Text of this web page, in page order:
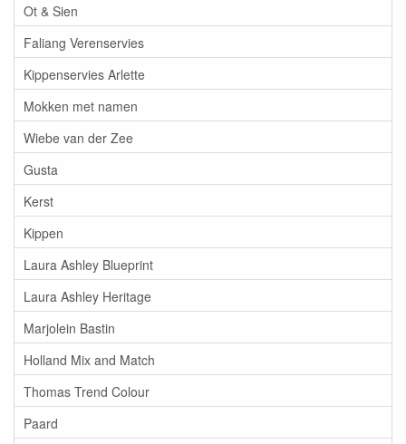
Ot & Sien
Faliang Verenservies
Kippenservies Arlette
Mokken met namen
Wiebe van der Zee
Gusta
Kerst
Kippen
Laura Ashley Blueprint
Laura Ashley Heritage
Marjolein Bastin
Holland Mix and Match
Thomas Trend Colour
Paard